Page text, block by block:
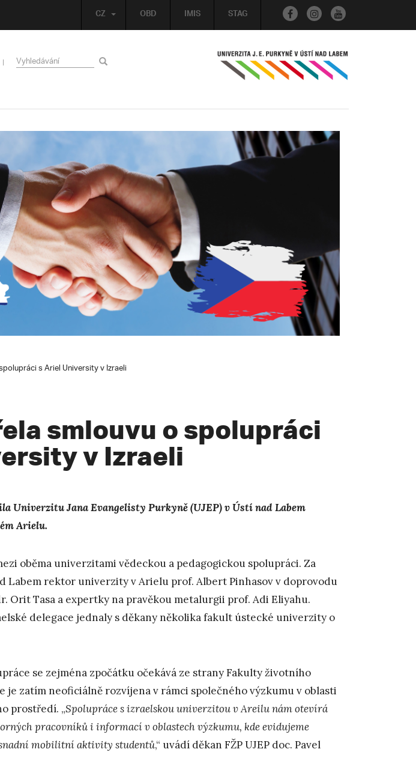
OBD IMIS STAG
CZ
s Ariel University v Izraeli
smlouvu o spolupráci
v Izraeli
Univerzitu Jana Evangelisty Purkyně (UJEP) v Ústí nad Labem
Arielu.
oběma univerzitami vědeckou a pedagogickou spolupráci. Za
Labem rektor univerzity v Arielu prof. Albert Pinhasov v doprovodu
Orit Tasa a expertky na pravěkou metalurgii prof. Adi Eliyahu.
delegace jednaly s děkany několika fakult ústecké univerzity o
se zejména zpočátku očekává ze strany Fakulty životního
je zatím neoficiálně rozvíjena v rámci společného výzkumu v oblasti
prostředí. „Spolupráce s izraelskou univerzitou v Areilu nám otevírá
pracovníků i informací v oblastech výzkumu, kde evidujeme
mobilitní aktivity studentů,“ uvádí děkan FŽP UJEP doc. Pavel